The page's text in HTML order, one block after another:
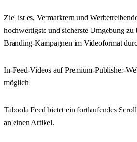
Ziel ist es, Vermarktern und
hochwertigste und sicherste Umgebung zu
Branding-Kampagnen im Videoformat
In-Feed-Videos auf Premium-Publisher-
möglich!
Taboola Feed bietet ein fortlaufendes
an einen Artikel.